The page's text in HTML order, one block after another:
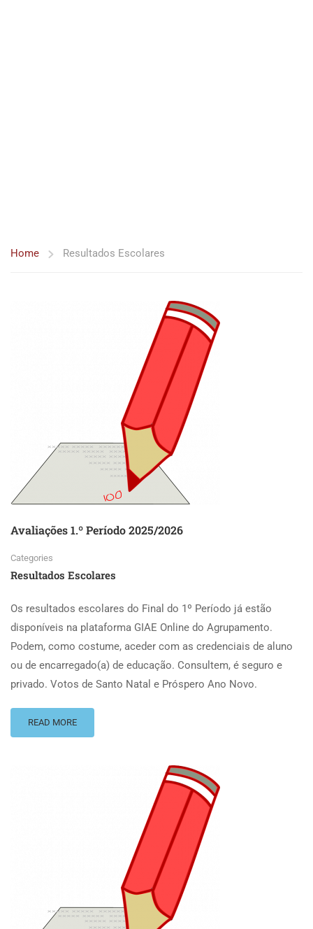
Home Resultados Escolares
Avaliações 1.º Período 2025/2026
Categories
Resultados Escolares
Os resultados escolares do Final do 1º Período já estão
disponíveis na plataforma GIAE Online do Agrupamento.
Podem, como costume, aceder com as credenciais de aluno
ou de encarregado(a) de educação. Consultem, é seguro e
privado. Votos de Santo Natal e Próspero Ano Novo.
READ MORE